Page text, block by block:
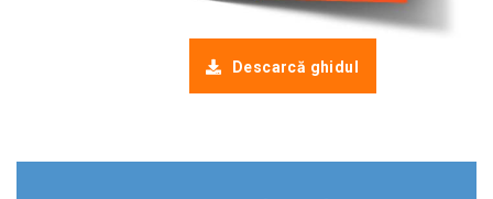
Descarcă ghidul